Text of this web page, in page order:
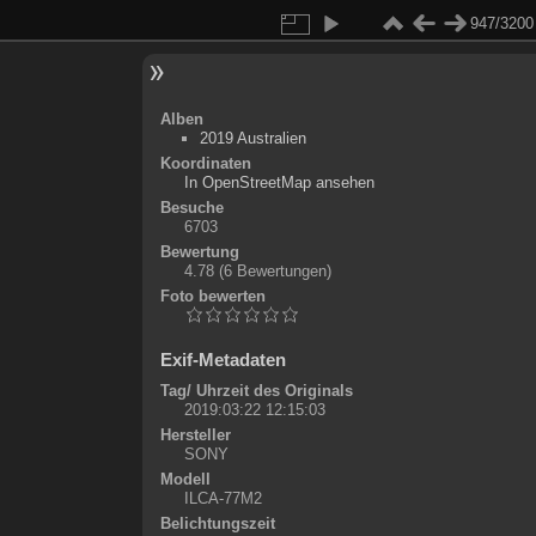
947/3200
Alben
2019 Australien
Koordinaten
+
-
In OpenStreetMap ansehen
Besuche
6703
Bewertung
4.78 (6 Bewertungen)
Foto bewerten
Exif-Metadaten
Tag/ Uhrzeit des Originals
2019:03:22 12:15:03
Hersteller
SONY
Modell
ILCA-77M2
Belichtungszeit